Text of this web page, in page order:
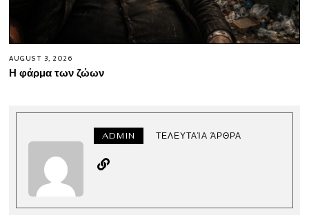
AUGUST 3, 2026
Η φάρμα των ζώων
ADMIN ΤΕΛΕΥΤΑΊΑ ΆΡΘΡΑ